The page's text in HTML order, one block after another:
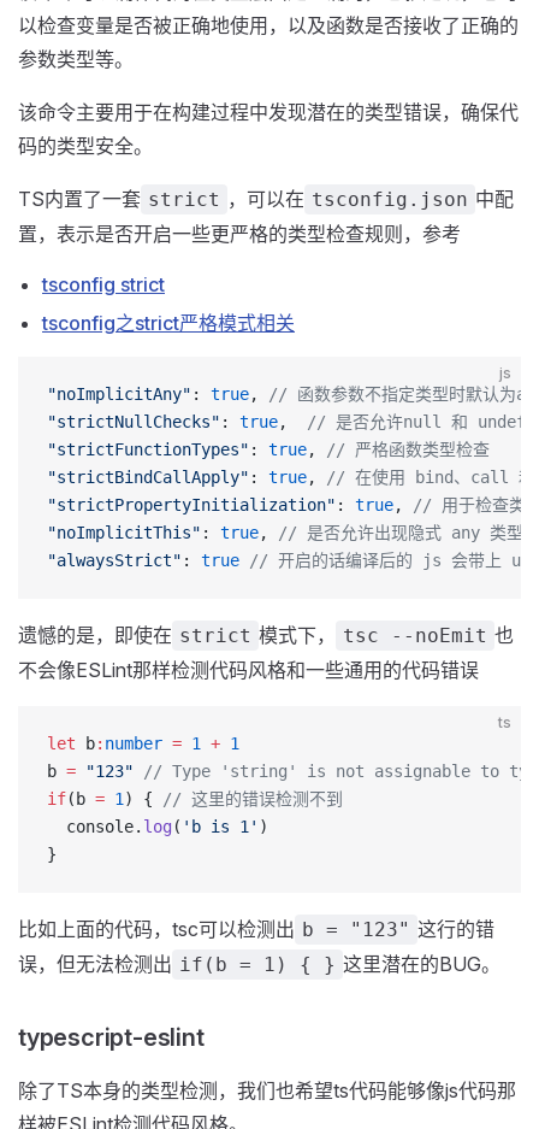
以检查变量是否被正确地使用，以及函数是否接收了正确的
参数类型等。
该命令主要用于在构建过程中发现潜在的类型错误，确保代
码的类型安全。
TS内置了一套 strict ，可以在 tsconfig.json 中配
置，表示是否开启一些更严格的类型检查规则，参考
tsconfig strict
tsconfig之strict严格模式相关
js
"noImplicitAny" : true,
// 函数参数不指定类型时默认为
"strictNullChecks" : true,
// 是否允许null 和
"strictFunctionTypes" : true,
// 严格函数类型检查
"strictBindCallApply" : true,
// 在使用 bind、call 和
"strictPropertyInitialization" : true,
// 用于检查类
"noImplicitThis" : true,
// 是否允许出现隐式 any 类型
"alwaysStrict" : true // 开启的话编译后的 js 会带上
遗憾的是，即使在 strict 模式下， tsc --noEmit 也
不会像ESLint那样检测代码风格和一些通用的代码错误
ts
let b: number = 1 + 1
b = "123" // Type 'string' is not assignable to
if(b = 1 ) {
// 这里的错误检测不到
  console.
log ( 'b is 1' )
}
比如上面的代码，tsc可以检测出 b = "123" 这行的错
误，但无法检测出 if(b = 1) { } 这里潜在的BUG。
typescript-eslint
除了TS本身的类型检测，我们也希望ts代码能够像js代码那
样被ESLint检测代码风格。